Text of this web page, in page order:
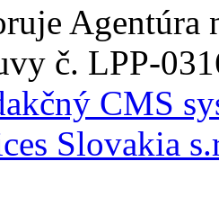
Agentúra
č. LPP-
CMS
Slovakia